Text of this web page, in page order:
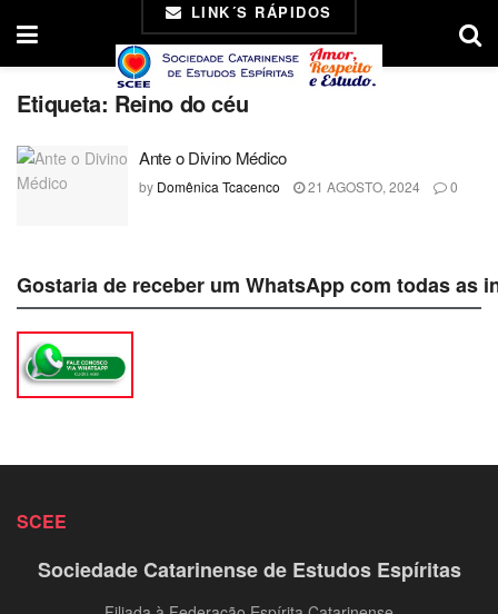
LINK´S RÁPIDOS
Etiqueta: Reino do céu
Ante o Divino Médico
by Domênica Tcacenco 21 AGOSTO, 2024 0
Gostaria de receber um WhatsApp com todas
SCEE
Sociedade Catarinense de Estudos Espíritas